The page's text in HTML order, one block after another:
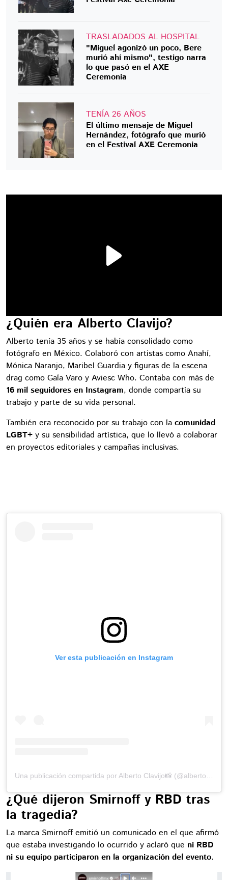
TRASLADADOS AL HOSPITAL
"Miguel agonizó un poco, Bere
murió ahí mismo", testigo narra
lo que pasó en el AXE
Ceremonia
TENÍA 26 AÑOS
El último mensaje de Miguel
Hernández, fotógrafo que murió
en el Festival AXE Ceremonia
¿Quién era Alberto Clavijo?
Alberto tenía 35 años y se había consolidado como
fotógrafo en México. Colaboró con artistas como Anahí,
Mónica Naranjo, Maribel Guardia y figuras de la escena
drag como Gala Varo y Aviesc Who. Contaba con más de
16 mil seguidores en Instagram, donde compartía su
trabajo y parte de su vida personal.
También era reconocido por su trabajo con la comunidad
LGBT+ y su sensibilidad artística, que lo llevó a colaborar
en proyectos editoriales y campañas inclusivas.
Ver esta publicación en Instagram
¿Qué dijeron Smirnoff y RBD tras
la tragedia?
La marca Smirnoff emitió un comunicado en el que afirmó
que estaba investigando lo ocurrido y aclaró que ni RBD
ni su equipo participaron en la organización del evento.